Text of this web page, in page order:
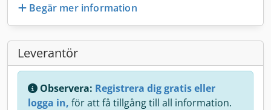
Begär mer information
Leverantör
Observera: Registrera dig gratis eller
logga in, för att få tillgång till all information.